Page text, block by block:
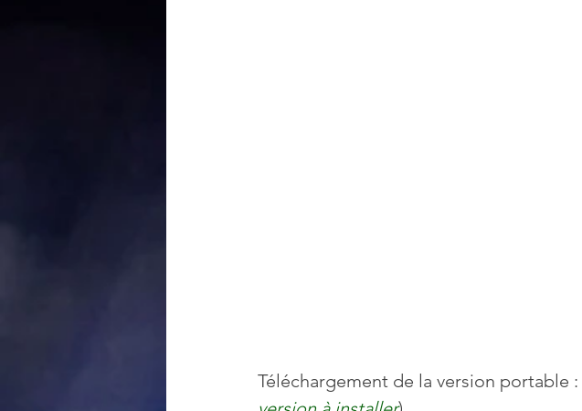
Téléchargement de la version portable :